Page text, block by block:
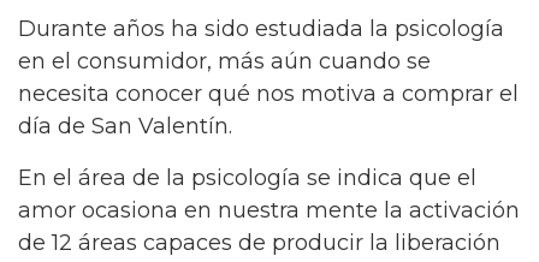
Durante años ha sido estudiada la psicología
en el consumidor, más aún cuando se
necesita conocer qué nos motiva a comprar el
día de San Valentín.
En el área de la psicología se indica que el
amor ocasiona en nuestra mente la activación
de 12 áreas capaces de producir la liberación